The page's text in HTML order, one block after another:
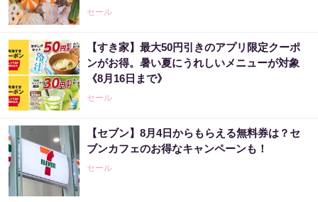
セール
【すき家】最大50円引きのアプリ限定クーポ
ンがお得。暑い夏にうれしいメニューが対象
《8月16日まで》
セール
【セブン】8月4日からもらえる無料券は？セ
ブンカフェのお得なキャンペーンも！
セール